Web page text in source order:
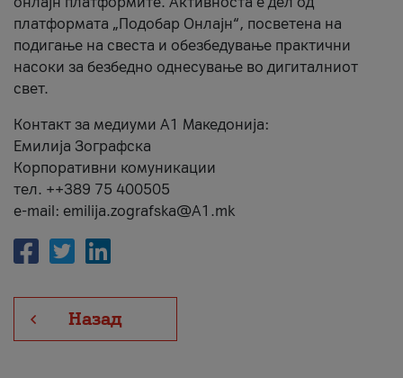
платформата „Подобар Онлајн“, посветена на
подигање на свеста и обезбедување практични
насоки за безбедно однесување во дигиталниот
свет.
Контакт за медиуми А1 Македонија:
Емилија Зографска
Корпоративни комуникации
тел. ++389 75 400505
e-mail: emilija.zografska@A1.mk
Назад